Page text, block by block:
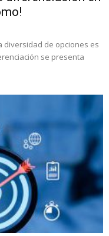
diversidad de opciones es
se presenta